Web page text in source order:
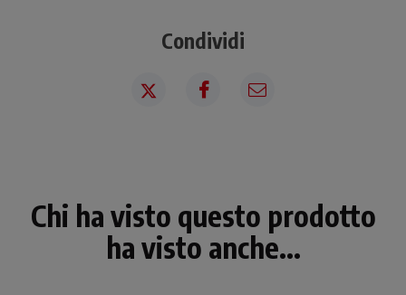
Condividi
Chi ha visto questo prodotto
ha visto anche...